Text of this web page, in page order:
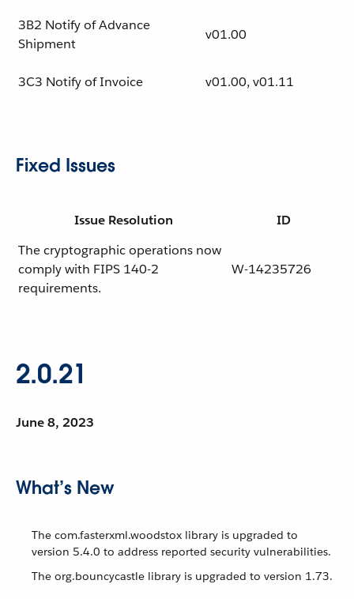
3B2 Notify of Advance
Shipment
v01.00
3C3 Notify of Invoice v01.00, v01.11
Fixed Issues
Issue Resolution
ID
The cryptographic operations now
comply with FIPS 140-2
requirements.
W-14235726
2.0.21
June 8, 2023
What’s New
The com.fasterxml.woodstox library is upgraded to
version 5.4.0 to address reported security vulnerabilities.
The org.bouncycastle library is upgraded to version 1.73.